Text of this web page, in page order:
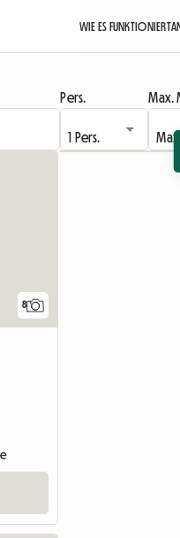
WIE ES FUNKTIONIERT
Pers.
Max.
8